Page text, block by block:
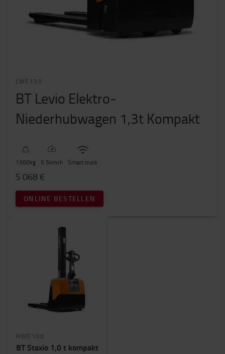
LWE130
BT Levio Elektro-
Niederhubwagen 1,3t Kompakt
1300kg 5.5km/h Smart truck
5 068 €
ONLINE BESTELLEN
HWE100
BT Staxio 1,0 t kompakt